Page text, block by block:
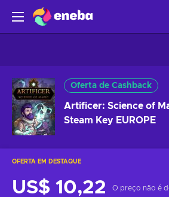
Oferta de Cashback
Artificer: Science of
Steam Key EUROPE
OFERTA EM DESTAQUE
US$ 10,22 O preço não é